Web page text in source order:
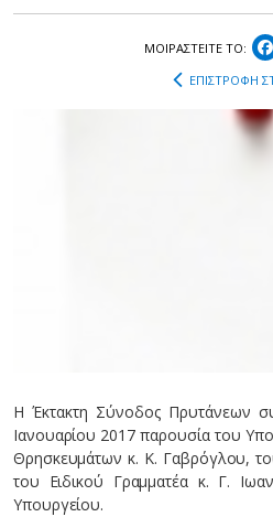
ΜΟΙΡΑΣΤEIΤΕ ΤΟ:
ΕΠΙΣΤΡΟΦΗ
Η Έκτακτη Σύνοδος Πρυτάνεων
Ιανουαρίου 2017 παρουσία του
Θρησκευμάτων κ. Κ. Γαβρόγλου,
του Ειδικού Γραμματέα κ. Γ.
Υπουργείου.